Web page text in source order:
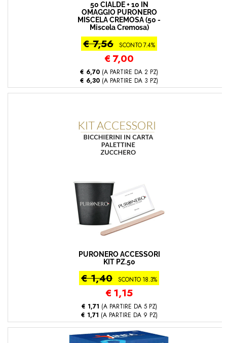
50 CIALDE + 10 IN
OMAGGIO PURONERO
MISCELA CREMOSA (50 -
Miscela Cremosa)
€ 7,56 SCONTO 7.4%
€ 7,00
€ 6,70 (A PARTIRE DA 2 PZ)
€ 6,30 (A PARTIRE DA 3 PZ)
PURONERO ACCESSORI
KIT PZ.50
€ 1,40 SCONTO 18.3%
€ 1,15
€ 1,71 (A PARTIRE DA 5 PZ)
€ 1,71 (A PARTIRE DA 9 PZ)